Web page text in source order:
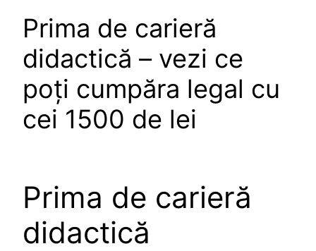
Prima de carieră
didactică – vezi ce
poți cumpăra legal cu
cei 1500 de lei
Prima de carieră
didactică